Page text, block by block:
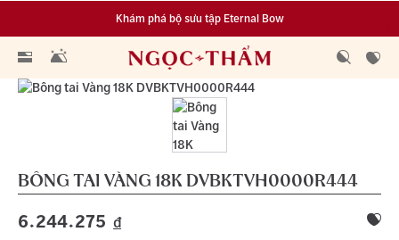
Khám phá bộ sưu tập Eternal Bow
Đa dạng lựa chọn tích luỹ từ 0.1 chỉ vàng 999.9
BÔNG TAI VÀNG 18K DVBKTVH0000R444
6.244.275 đ